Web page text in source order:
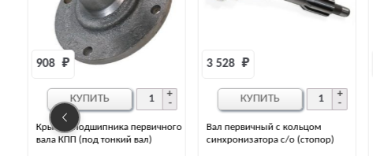
Вал первичный с кольцом
синхронизатора с/о (стопор)
3 528 ₽
КУПИТЬ
Вал промежуточный в сборе с
шестернями (с/о)
6 779 ₽
КУПИТЬ